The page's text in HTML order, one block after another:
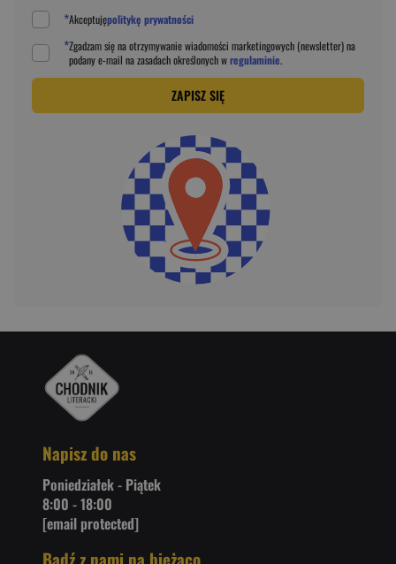
*Akceptujępolitykę prywatności
*Zgadzam się na otrzymywanie wiadomości marketingowych (newsletter) na
podanye-mail na zasadach określonych wregulaminie.
ZAPISZ SIĘ
Napisz do nas
Poniedziałek - Piątek
8:00 - 18:00
[email protected]
Bądź z nami na bieżąco